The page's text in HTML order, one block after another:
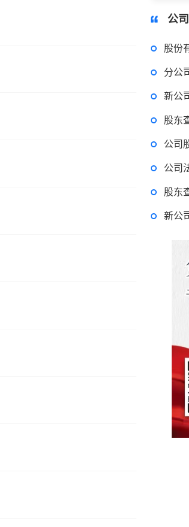
2023-03-
2023-
公
股份有
分公
新公司
股东查
公司股东
公司
股东查
新公司